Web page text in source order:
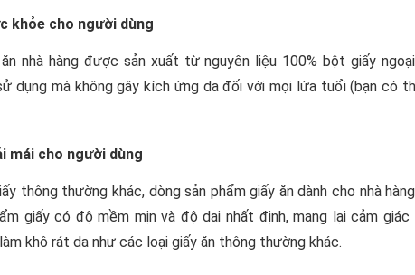
khỏe cho người dùng
nhà hàng được sản xuất từ nguyên liệu 100% bột giấy
dụng mà không gây kích ứng da đối với mọi lứa tuổi (bạn có
mái cho người dùng
thông thường khác, dòng sản phẩm giấy ăn dành cho nhà
giấy có độ mềm mịn và độ dai nhất định, mang lại cảm
khô rát da như các loại giấy ăn thông thường khác.